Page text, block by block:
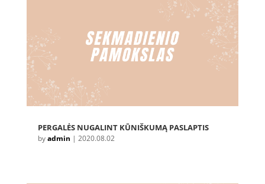
PERGALĖS NUGALINT KŪNIŠKUMĄ PASLAPTIS
byadmin | 2020.08.02